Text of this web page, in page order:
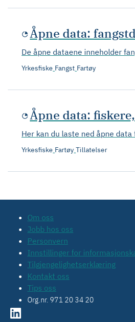
Åpne data:
De åpne dataene inneholder
Yrkesfiske Fangst Fartøy
Åpne data:
Her kan du laste ned åpne
Yrkesfiske Fartøy Tillatelser
Om oss
Jobb hos oss
Personvern
Innstillinger for
Tilgjengelighetserklæring
Kontakt oss
Tips oss
Org.nr. 971 20 34 20